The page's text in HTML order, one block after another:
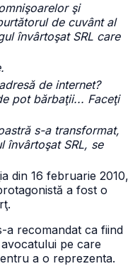
şi
de cuvânt al
învârtoşat SRL care
de internet?
pot bărbaţii... Faceţi
s-a transformat,
învârtoşat SRL, se
din 16 februarie 2010,
a fost o
a recomandat ca fiind
pe care
a o reprezenta.